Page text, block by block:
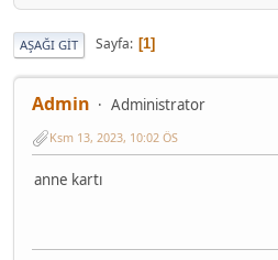
AŞAĞI GIT Sayfa 1
Admin Administrator
Ksm 13, 2023, 10:02 ÖS
anne kartı